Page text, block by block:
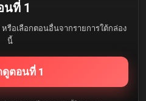
นที่ 1
รือเลือกตอนอื่นจากรายการใต้กล่อง
นี้
ดูตอนที่ 1